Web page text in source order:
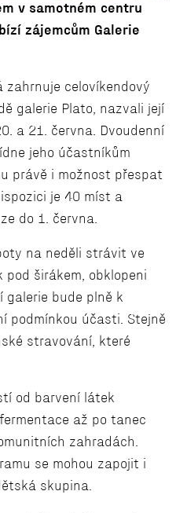
v samotném centru
zájemcům Galerie
zahrnuje celovíkendový
galerie Plato, nazvali její
a 21. června. Dvoudenní
jeho účastníkům
právě i možnost přespat
je 40 míst a
do 1. června.
na neděli strávit ve
širákem, obklopeni
galerie bude plně k
podmínkou účasti. Stejně
stravování, které
od barvení látek
až po tanec
zahradách.
se mohou zapojit i
skupina.